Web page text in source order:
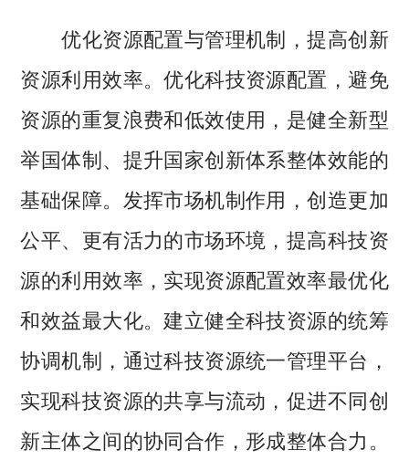
优化资源配置与管理机制，提高创新
资源利用效率。优化科技资源配置，避免
资源的重复浪费和低效使用，是健全新型
举国体制、提升国家创新体系整体效能的
基础保障。发挥市场机制作用，创造更加
公平、更有活力的市场环境，提高科技资
源的利用效率，实现资源配置效率最优化
和效益最大化。建立健全科技资源的统筹
协调机制，通过科技资源统一管理平台，
实现科技资源的共享与流动，促进不同创
新主体之间的协同合作，形成整体合力。